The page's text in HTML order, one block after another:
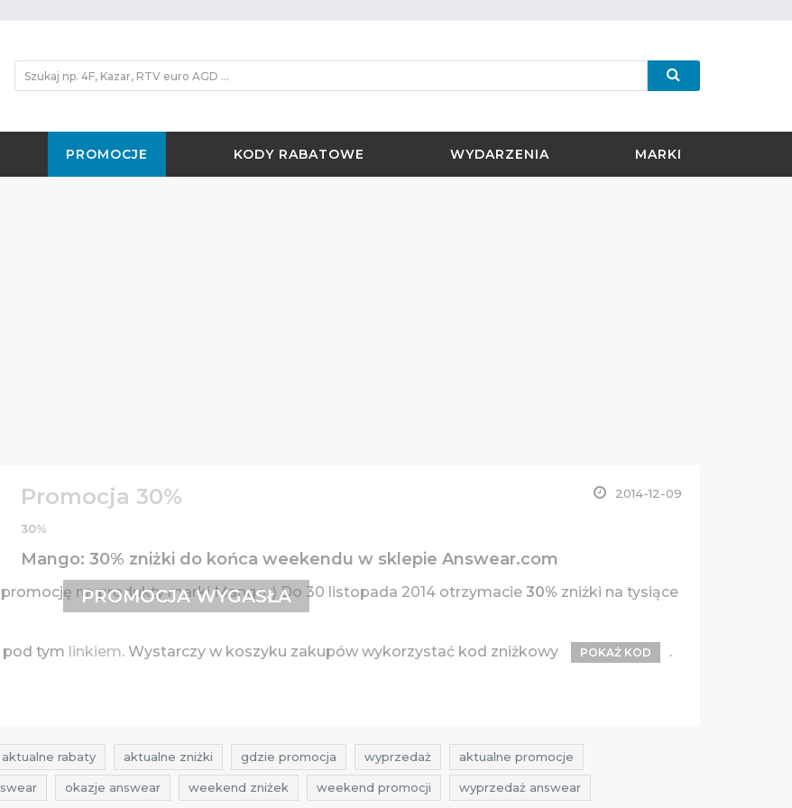
PROMOCJE KODY RABATOWE WYDARZENIA MARKI
Promocja 30% 2014-12-09
30%
Mango: 30% zniżki do końca weekendu w sklepie Answear.com
na produkty marki Mango :) Do 30 listopada 2014 otrzymacie 30% zniżki na tysiące
tym linkiem. Wystarczy w koszyku zakupów wykorzystać kod zniżkowy POKAŻ KOD
.
PROMOCJA WYGASŁA
aktualne rabaty aktualne zniżki gdzie promocja wyprzedaż aktualne promocje
okazje answear weekend zniżek weekend promocji wyprzedaż answear